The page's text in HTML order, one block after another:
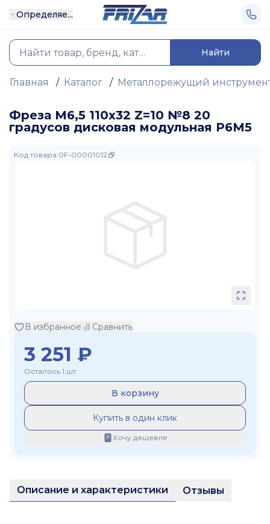
Определяе...
Найти
Главная / Каталог / Металлорежущий
Фреза М6,5 110х32 Z=10 №8 20
градусов дисковая модульная Р6М5
Код товара:0F-00001012
В избранное Сравнить
3 251 ₽
Осталось 1 шт
В корзину
Купить в один клик
Хочу дешевле
Описание и характеристики Отзывы